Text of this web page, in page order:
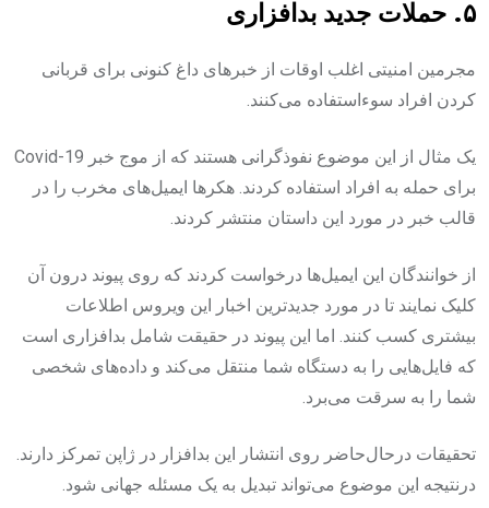
۵. حملات جدید بدافزاری‌
مجرمین امنیتی اغلب اوقات از خبرهای داغ کنونی برای قربانی
کردن افراد سوءاستفاده می‌کنند.
یک مثال از این موضوع نفوذگرانی هستند که از موج خبر Covid-19
برای حمله به افراد استفاده کردند. هکرها ایمیل‌های مخرب را در
قالب خبر در مورد این داستان منتشر کردند.
از خوانندگان این ایمیل‌ها درخواست کردند که روی پیوند درون آن
کلیک نمایند تا در مورد جدیدترین اخبار این ویروس اطلاعات
بیشتری کسب کنند. اما این پیوند در حقیقت شامل بدافزاری است
که فایل‌هایی را به دستگاه شما منتقل می‌کند و داده‌های شخصی
شما را به سرقت می‌برد.
تحقیقات درحال‌حاضر روی انتشار این بدافزار در ژاپن تمرکز دارند.
درنتیجه این موضوع می‌تواند تبدیل به یک مسئله جهانی شود.‌